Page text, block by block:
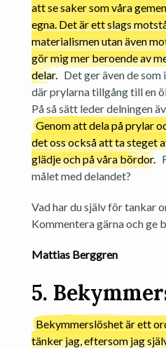
att se saker som våra
egna. Det är ett slags
materialismen utan även
gör mig mer beroende av
delar. Det ger även de som
där prylarna tillgång till en
På så sätt leder delningen
Genom att dela på prylar
det oss också att ta steget
glädje och på våra bördor.
målet med delandet?
Vad har du själv för tankar
Kommentera gärna och ge
Mattias Berggren
5.
Bekymmerslöshet är ett
tänker jag, eftersom jag